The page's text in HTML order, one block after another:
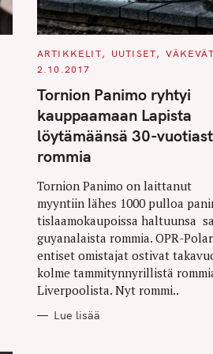
C
T
G
O
R
I
E
S
ARTIKKELIT UUTISET
VÄKEVÄT
2.10.2017
Tornion Panimo ryhtyi
kauppaamaan Lapista
löytämäänsä 30-
rommia
Tornion Panimo on laittanut
myyntiin lähes 1000 pulloa
tislaamokaupoissa haltuunsa
guyanalaista rommia. OPR-
entiset omistajat ostivat
kolme tammitynnyrillistä
Liverpoolista. Nyt rommi..
Lue lisää
Press Esc to cancel.